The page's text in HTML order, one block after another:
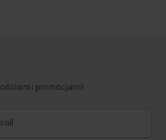
i promocjami!